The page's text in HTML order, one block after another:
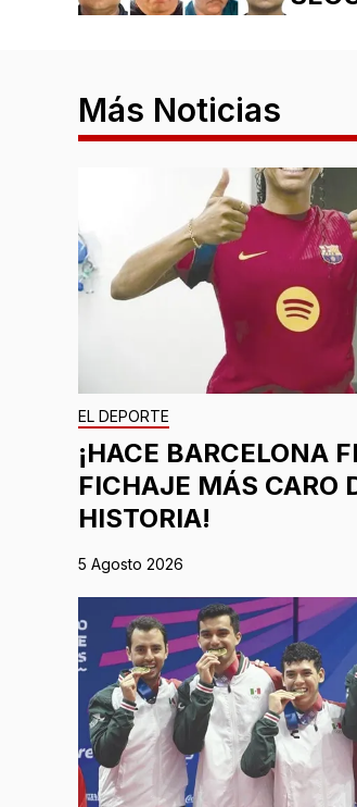
Más Noticias
EL DEPORTE
¡HACE BARCELONA
FICHAJE MÁS CARO
HISTORIA!
5 Agosto 2026